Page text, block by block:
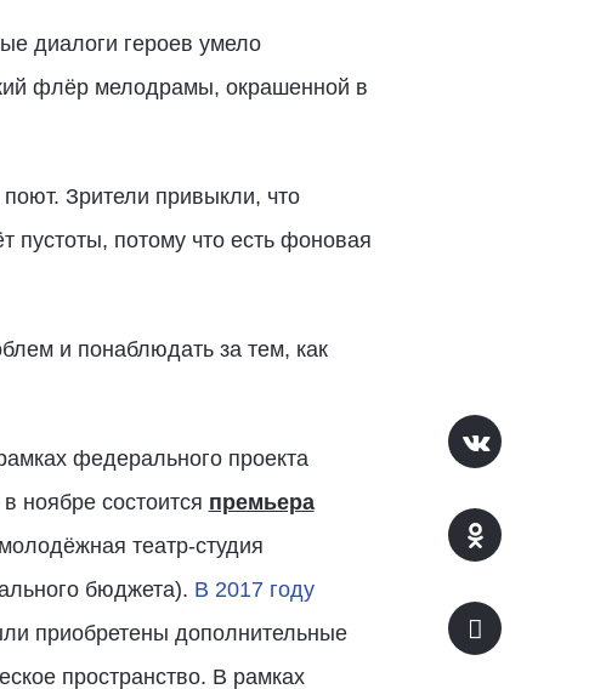
диалоги героев умело
флёр мелодрамы, окрашенной в
Зрители привыкли, что
пустоты, потому что есть фоновая
и понаблюдать за тем, как
федерального проекта
ноябре состоится премьера
театр-студия
бюджета). В 2017 году
приобретены дополнительные
пространство. В рамках